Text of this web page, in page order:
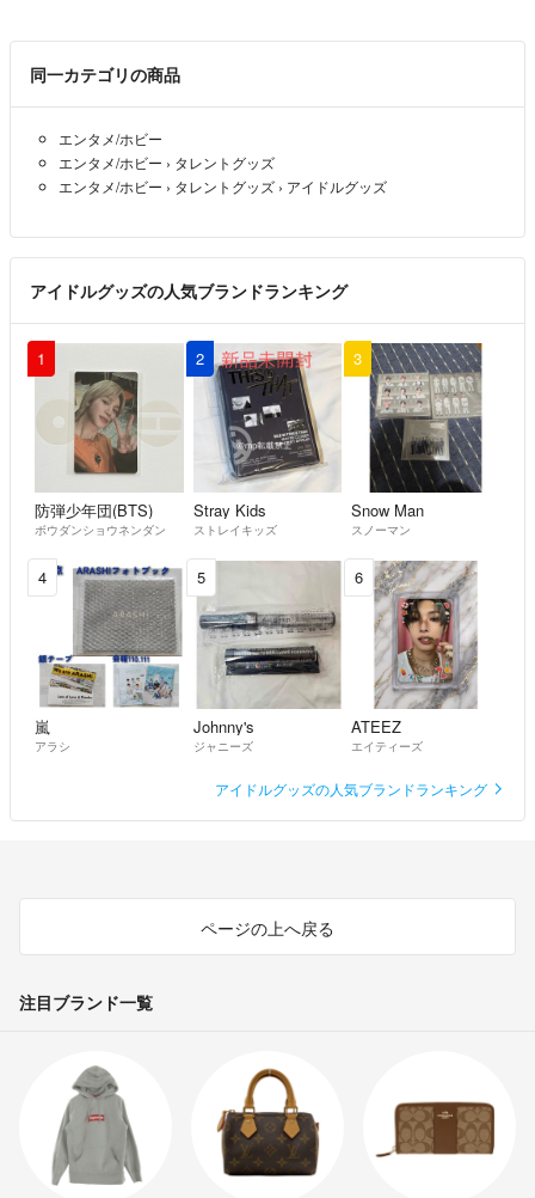
同一カテゴリの商品
エンタメ/ホビー
エンタメ/ホビー › タレントグッズ
エンタメ/ホビー › タレントグッズ › アイドルグッズ
アイドルグッズの人気ブランドランキング
1
防弾少年団(BTS)
ボウダンショウネンダン
2
Stray Kids
ストレイキッズ
3
Snow Man
スノーマン
4
嵐
アラシ
5
Johnny's
ジャニーズ
6
ATEEZ
エイティーズ
アイドルグッズの人気ブランドランキング
ページの上へ戻る
注目ブランド一覧